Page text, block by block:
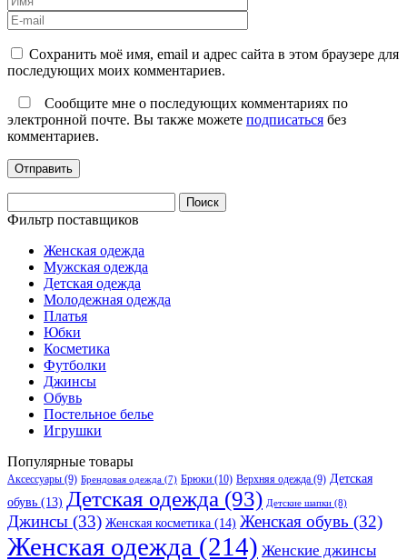
Сохранить моё имя, email и адрес сайта в этом браузере для
последующих моих комментариев.
Сообщите мне о последующих комментариях по
электронной почте. Вы также можете подписаться без
комментариев.
Фильтр поставщиков
Женская одежда
Мужская одежда
Детская одежда
Молодежная одежда
Платья
Юбки
Косметика
Футболки
Джинсы
Обувь
Постельное белье
Игрушки
Популярные товары
Аксессуары (9) Брендовая одежда (7) Брюки (10) Верхняя одежда (9) Детская
обувь (13) Детская одежда (93) Детские шапки (8)
Джинсы (33) Женская косметика (14) Женская обувь (32)
Женская одежда (214) Женские джинсы